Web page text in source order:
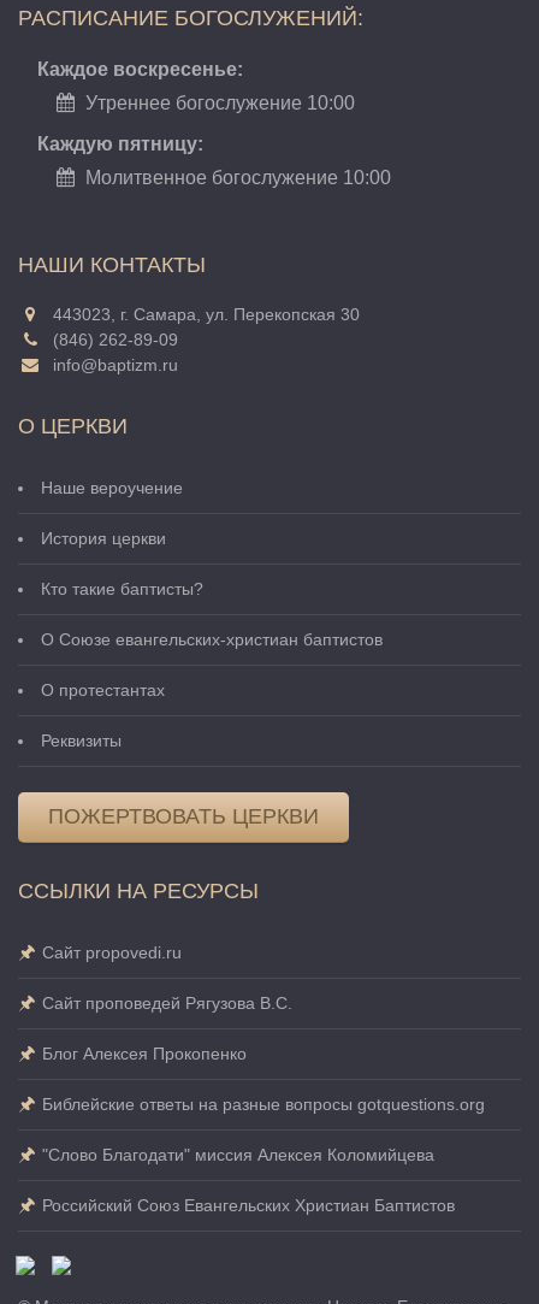
РАСПИСАНИЕ БОГОСЛУЖЕНИЙ:
Каждое воскресенье:
Утреннее богослужение 10:00
Каждую пятницу:
Молитвенное богослужение 10:00
НАШИ КОНТАКТЫ
443023, г. Самара, ул. Перекопская 30
(846) 262-89-09
info@baptizm.ru
О ЦЕРКВИ
Наше вероучение
История церкви
Кто такие баптисты?
О Cоюзе евангельских-христиан баптистов
О протестантах
Реквизиты
ПОЖЕРТВОВАТЬ ЦЕРКВИ
ССЫЛКИ НА РЕСУРСЫ
Сайт propovedi.ru
Сайт проповедей Рягузова В.С.
Блог Алексея Прокопенко
Библейские ответы на разные вопросы gotquestions.org
"Слово Благодати" миссия Алексея Коломийцева
Российский Союз Евангельских Христиан Баптистов